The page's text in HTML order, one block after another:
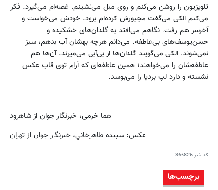
تلویزیون را روشن می‌کنم و روی مبل می‌نشینم. غصه‌ام می‌گیرد. فکر
می‌کنم الکی می‌گفت مجبورش کرده‌ام برود. خودش می‌خواست و
آخرسر هم رفت. نگاهم می‌افتد به گلدان‌های خشکیده و
حسن‌یوسف‌های بی‌عاطفه. می‌دانم هرچه‌ بهشان آب بدهم، سبز
نمی‌شوند. الکی می‌گویند گلدان‌ها از بی‌آبی می‌میرند. آن‌ها هم
عاطفه‌شان را می‌خواهند؛ همین عاطفه‌ای که آرام توی قاب عکس
نشسته و دارد لپ بردیا را می‌بوسد.
هما خرمی، خبرنگار جوان از شاهرود
عكس: سپيده طاهرخاني، خبرنگار جوان از تهران
کد خبر366825
برچسب‌ها